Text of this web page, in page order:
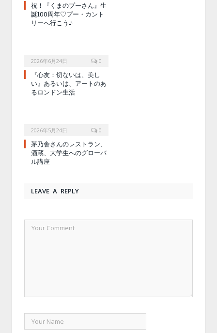
祝！『くまのプーさん』生
誕100周年♡プー・カント
リーへ行こう♪
2026年6月24日 0
『心友：切ないは、美し
い』あるいは、アートのあ
るロンドン生活
2026年5月24日 0
茅乃舎さんのレストラン、
酒蔵、大学生へのグローバ
ル講座
LEAVE A REPLY